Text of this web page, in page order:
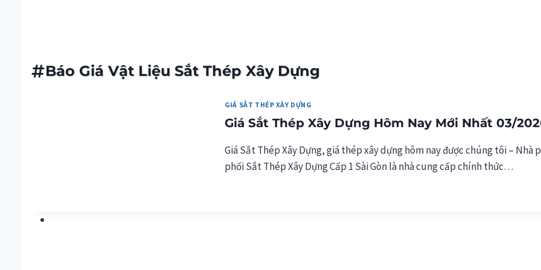
Báo Giá Vật Liệu Sắt Thép Xây Dựng
GIÁ SẮT THÉP XÂY DỰNG
Giá Sắt Thép Xây Dựng Hôm Nay Mới Nhất 03/
Giá Sắt Thép Xây Dựng, giá thép xây dựng hôm nay được chúng tôi – Nhà
phối Sắt Thép Xây Dựng Cấp 1 Sài Gòn là nhà cung cấp chính thức…